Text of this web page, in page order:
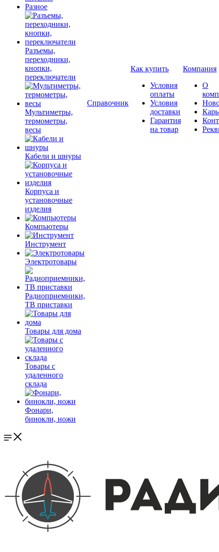
Разное
Разъемы,
переходники,
кнопки,
переключатели
Мультиметры,
термометры,
весы
Кабели и шнуры
Корпуса и
установочные
изделия
Компьютеры
Инструмент
Электротовары
Радиоприемники,
ТВ приставки
Товары для дома
Товары с
удаленного
склада
Фонари,
бинокли, ножи
Справочник
Как купить
Условия
оплаты
Условия
доставки
Гарантия
на товар
Компания
О